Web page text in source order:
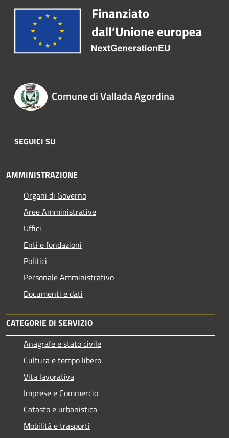
Comune di Vallada Agordina
SEGUICI SU
AMMINISTRAZIONE
Organi di Governo
Aree Amministrative
Uffici
Enti e fondazioni
Politici
Personale Amministrativo
Documenti e dati
CATEGORIE DI SERVIZIO
Anagrafe e stato civile
Cultura e tempo libero
Vita lavorativa
Imprese e Commercio
Catasto e urbanistica
Mobilità e trasporti